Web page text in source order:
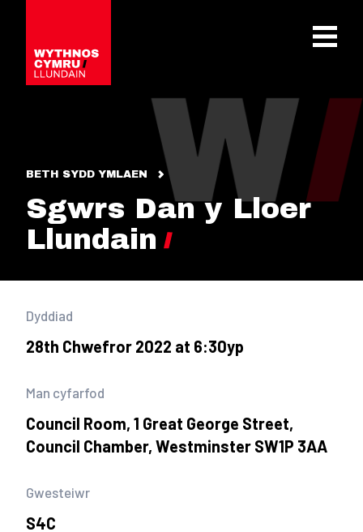
OPEN
BETH SYDD YMLAEN
Sgwrs Dan y Lloer
Llundain
Dyddiad
28th Chwefror 2022 at 6:30yp
Man cyfarfod
Council Room, 1 Great George Street,
Council Chamber, Westminster SW1P 3AA
Gwesteiwr
S4C